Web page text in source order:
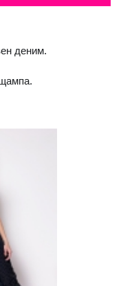
деним.